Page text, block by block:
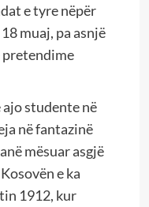
e tyre nëpër
muaj, pa asnjë
pretendime
studente në
në fantazinë
mësuar asgjë
e ka
1912, kur